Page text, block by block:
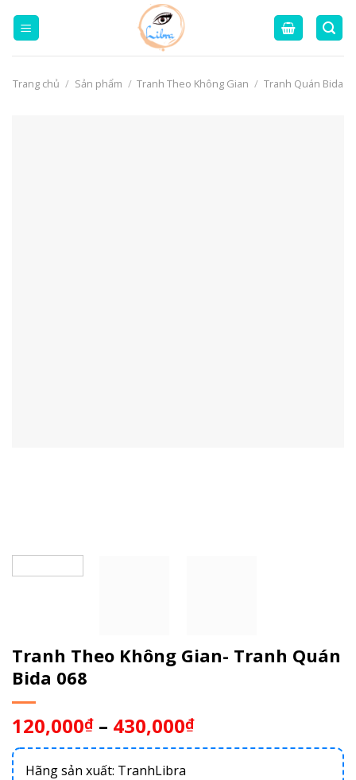
Trang chủ / Sản phẩm / Tranh Theo Không Gian / Tranh Quán Bida
Tranh Theo Không Gian- Tranh Quán
Bida 068
120,000₫ – 430,000₫
Hãng sản xuất: TranhLibra